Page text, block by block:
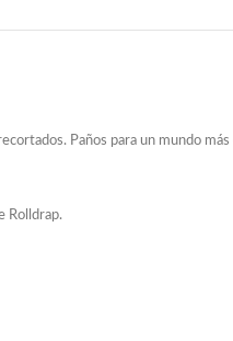
Paños para un mundo
Rolldrap.